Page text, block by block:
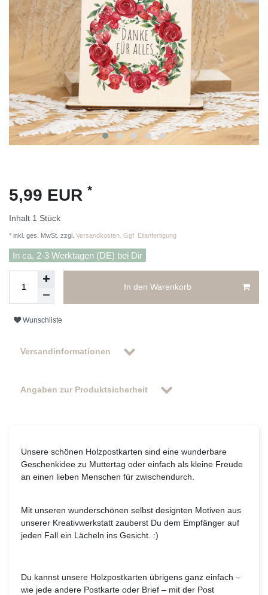
5,99 EUR *
Inhalt 1 Stück
* inkl. ges. MwSt. zzgl. Versandkosten. Ggf. Eilanfertigung
In ca. 2-3 Werktagen (DE) bei Dir
In den Warenkorb
Wunschliste
Versandinformationen
Angaben zur Produktsicherheit
Unsere schönen Holzpostkarten sind eine wunderbare
Geschenkidee zu Muttertag oder einfach als kleine Freude
an einen lieben Menschen für zwischendurch.
Mit unseren wunderschönen selbst designten Motiven aus
unserer Kreativwerkstatt zauberst Du dem Empfänger auf
jeden Fall ein Lächeln ins Gesicht. :)
Du kannst unsere Holzpostkarten übrigens ganz einfach –
wie jede andere Postkarte oder Brief – mit der Post